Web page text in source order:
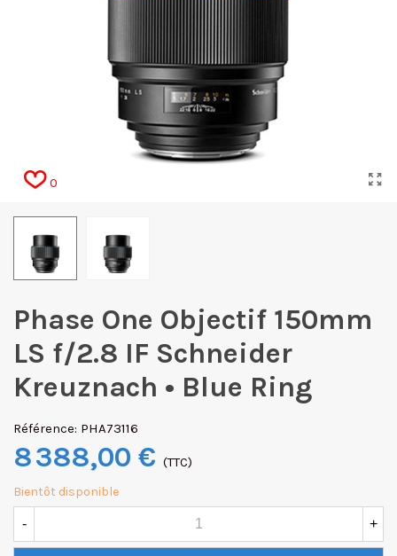
0
Phase One Objectif 150mm
LS f/2.8 IF Schneider
Kreuznach • Blue Ring
Référence: PHA73116
8 388,00 € (TTC)
Bientôt disponible
- +